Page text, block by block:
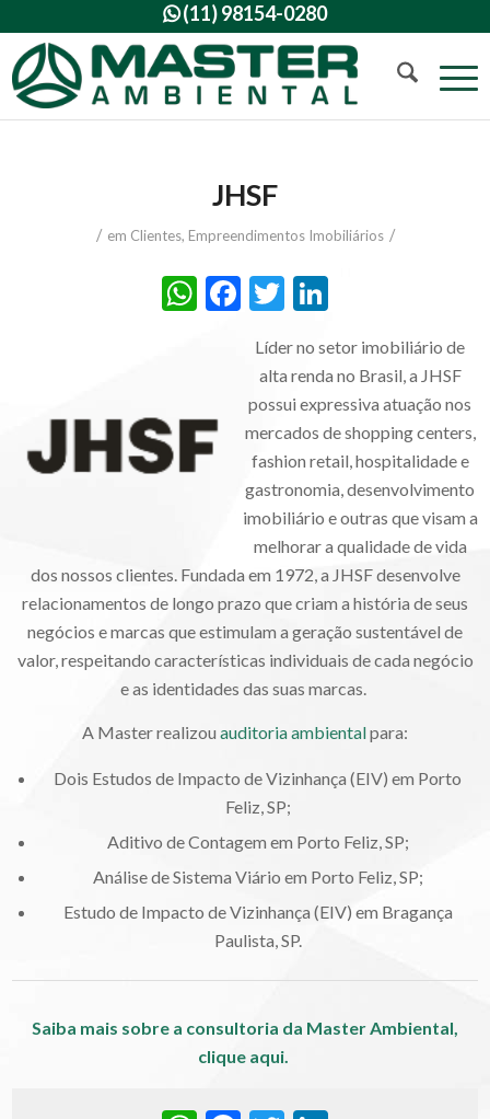
(11) 98154-0280
JHSF
/ em Clientes, Empreendimentos Imobiliários /
WhatsApp
Facebook
Twitter
Líder no setor imobiliário de
alta renda no Brasil, a JHSF
possui expressiva atuação nos
mercados de shopping centers,
fashion retail, hospitalidade e
gastronomia, desenvolvimento
imobiliário e outras que visam a
melhorar a qualidade de vida
dos nossos clientes. Fundada em 1972, a JHSF desenvolve
relacionamentos de longo prazo que criam a história de seus
negócios e marcas que estimulam a geração sustentável de
valor, respeitando características individuais de cada negócio
e as identidades das suas marcas.
A Master realizou auditoria ambientalpara:
Dois Estudos de Impacto de Vizinhança (EIV) em Porto
Feliz, SP;
Aditivo de Contagem em Porto Feliz, SP;
Análise de Sistema Viário em Porto Feliz, SP;
Estudo de Impacto de Vizinhança (EIV) em Bragança
Paulista, SP.
Saiba mais sobre a consultoria da Master Ambiental,
clique aqui.